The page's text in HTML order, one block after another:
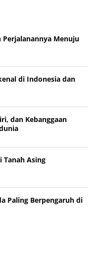
Perjalanannya Menuju
di Indonesia dan
dan Kebanggaan
Tanah Asing
Paling Berpengaruh di